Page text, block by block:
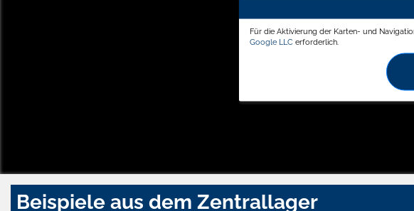
Für die Aktivierung der Karten- und
Google LLC erforderlich.
Beispiele aus dem Zentrallager